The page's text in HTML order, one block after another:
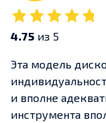
4.75 из 5
Эта модель
и вполне
инструмента